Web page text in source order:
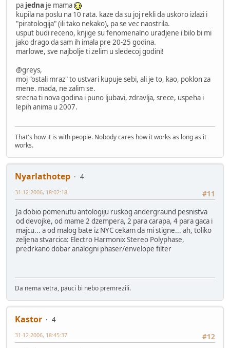
pa jedna je mama
kupila na poslu na 10 rata. kaze da su joj rekli da uskoro izlazi i
"piratologija" (ili tako nekako), pa se vec naostrila.
usput budi receno, knjige su fenomenalno uradjene i bilo bi mi
jako drago da sam ih imala pre 20-25 godina.
marlowe, sve najbolje ti zelim u sledecoj godini!
@greys,
moj "ostali mraz" to ustvari kupuje sebi, ali je to, kao, poklon za
mene. mada, ne zalim se.
srecna ti nova godina i puno ljubavi, zdravlja, srece, uspeha i
lepih anima u 2007.
That's how it is with people. Nobody cares how it works as long as it
works.
Nyarlathotep
4
#11
31-12-2006, 18:02:18
Ja dobio pomenutu antologiju ruskog andergraund pesnistva
od devojke, od mame 2 dzempera, 2 para carapa, 4 para gaca i
majcu... a od malog bate iz NYC cekam da mi stigne... ah, toliko
zeljena stvarcica: Electro Harmonix Stereo Polyphase,
predrkano dobar analogni phaser/envelope filter
Da nema vetra, pauci bi nebo premrezili.
Kastor
4
#12
31-12-2006, 18:45:37